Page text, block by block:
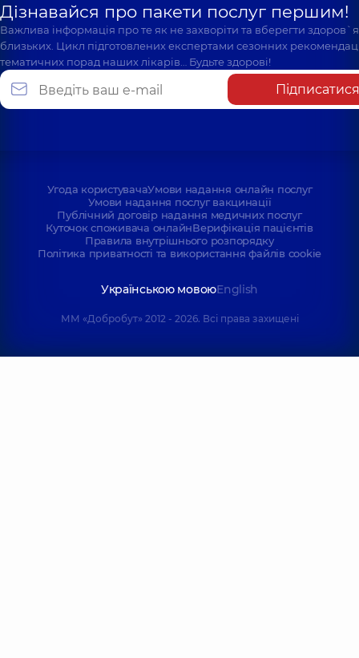
Дізнавайся про пакети послуг першим!
Важлива інформація про те як не захворіти та вберегти
близьких. Цикл підготовлених експертами сезонних
тематичних порад наших лікарів… Будьте здорові!
Підписатися
Угода користувачаУмови надання онлайн послуг
Умови надання послуг вакцинації
Публічний договір надання медичних послуг
Куточок споживача онлайнВерифікація пацієнтів
Правила внутрішнього розпорядку
Політика приватності та використання файлів cookie
Українською мовоюEnglish
ММ «Добробут» 2012 - 2026. Всі права захищені